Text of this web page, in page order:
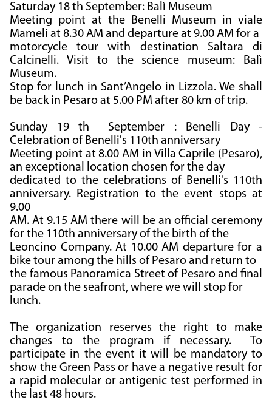
Saturday 18 th September: Balì Museum
Meeting point at the Benelli Museum in viale
Mameli at 8.30 AM and departure at 9.00 AM for a
motorcycle tour with destination Saltara di
Calcinelli. Visit to the science museum: Balì
Museum.
Stop for lunch in Sant’Angelo in Lizzola. We shall
be back in Pesaro at 5.00 PM after 80 km of trip.
Sunday 19 th September : Benelli Day -
Celebration of Benelli's 110th anniversary
Meeting point at 8.00 AM in Villa Caprile (Pesaro),
an exceptional location chosen for the day
dedicated to the celebrations of Benelli's 110th
anniversary. Registration to the event stops at
9.00
AM. At 9.15 AM there will be an official ceremony
for the 110th anniversary of the birth of the
Leoncino Company. At 10.00 AM departure for a
bike tour among the hills of Pesaro and return to
the famous Panoramica Street of Pesaro and final
parade on the seafront, where we will stop for
lunch.
The organization reserves the right to make
changes to the program if necessary. To
participate in the event it will be mandatory to
show the Green Pass or have a negative result for
a rapid molecular or antigenic test performed in
the last 48 hours.